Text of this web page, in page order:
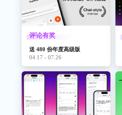
评论有奖
送 480 份年度高级版
04.17 - 07.26